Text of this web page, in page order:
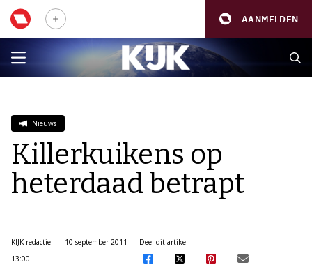
AANMELDEN
Nieuws
Killerkuikens op
heterdaad betrapt
KIJK-redactie
10 september 2011
13:00
Deel dit artikel: